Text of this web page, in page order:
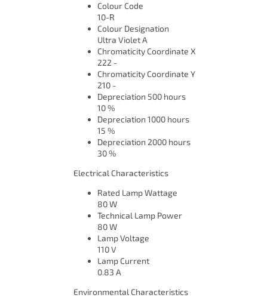
Colour Code
10-R
Colour Designation
Ultra Violet A
Chromaticity Coordinate X
222 -
Chromaticity Coordinate Y
210 -
Depreciation 500 hours
10 %
Depreciation 1000 hours
15 %
Depreciation 2000 hours
30 %
Electrical Characteristics
Rated Lamp Wattage
80 W
Technical Lamp Power
80 W
Lamp Voltage
110 V
Lamp Current
0.83 A
Environmental Characteristics